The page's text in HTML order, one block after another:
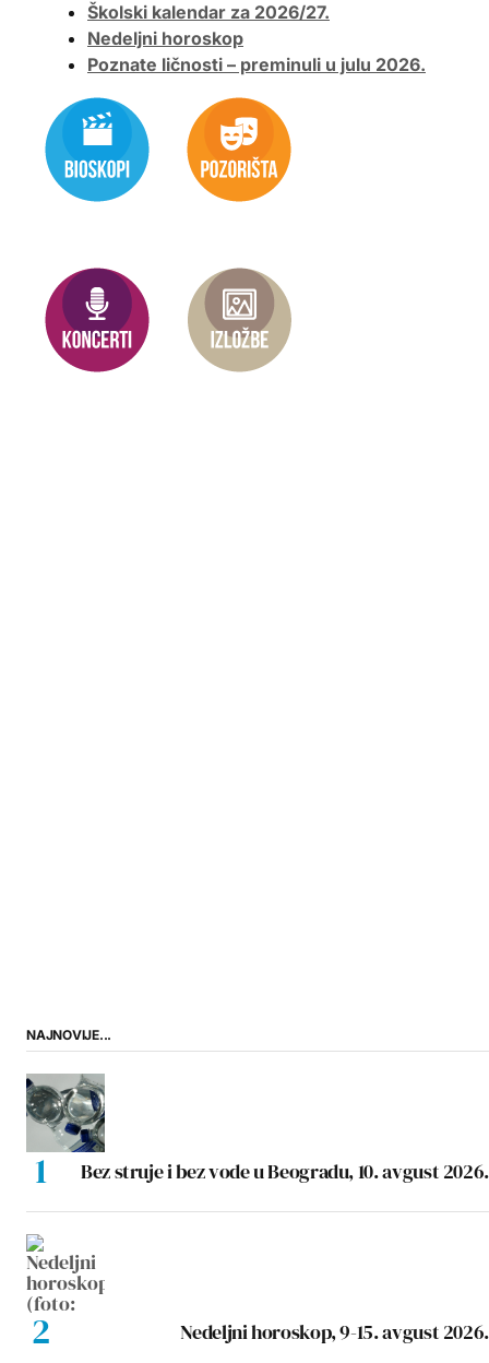
Školski kalendar za 2026/27.
Nedeljni horoskop
Poznate ličnosti – preminuli u julu 2026.
NAJNOVIJE...
Bez struje i bez vode u Beogradu, 10. avgust 2026.
Nedeljni horoskop, 9-15. avgust 2026.